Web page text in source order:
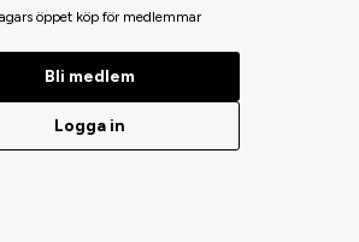
öppet köp för medlemmar
Bli medlem
Logga in